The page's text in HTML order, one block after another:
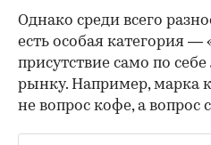
Однако среди всего
есть особая категория —
присутствие само по
рынку. Например, марка
не вопрос кофе, а вопрос